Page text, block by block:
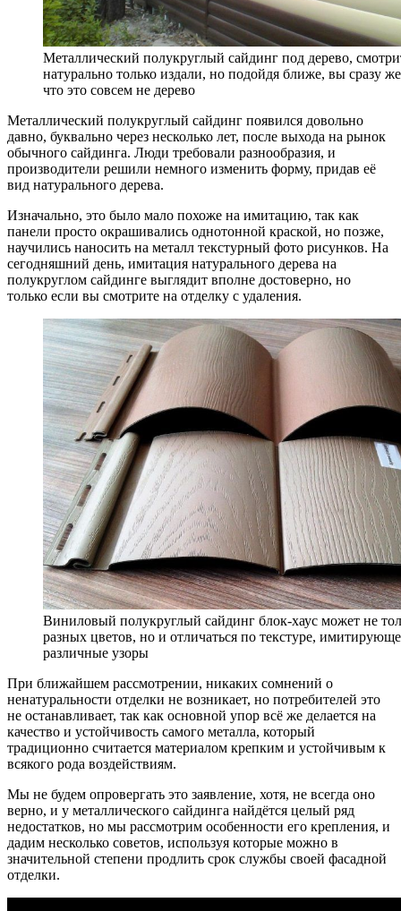
Металлический полукруглый сайдинг под дерево,
натурально только издали, но подойдя ближе, вы сразу
что это совсем не дерево
Металлический полукруглый сайдинг появился довольно
давно, буквально через несколько лет, после выхода на рынок
обычного сайдинга. Люди требовали разнообразия, и
производители решили немного изменить форму, придав её
вид натурального дерева.
Изначально, это было мало похоже на имитацию, так как
панели просто окрашивались однотонной краской, но позже,
научились наносить на металл текстурный фото рисунков. На
сегодняшний день, имитация натурального дерева на
полукруглом сайдинге выглядит вполне достоверно, но
только если вы смотрите на отделку с удаления.
Виниловый полукруглый сайдинг блок-хаус может не
разных цветов, но и отличаться по текстуре,
различные узоры
При ближайшем рассмотрении, никаких сомнений о
ненатуральности отделки не возникает, но потребителей это
не останавливает, так как основной упор всё же делается на
качество и устойчивость самого металла, который
традиционно считается материалом крепким и устойчивым к
всякого рода воздействиям.
Мы не будем опровергать это заявление, хотя, не всегда оно
верно, и у металлического сайдинга найдётся целый ряд
недостатков, но мы рассмотрим особенности его крепления, и
дадим несколько советов, используя которые можно в
значительной степени продлить срок службы своей фасадной
отделки.